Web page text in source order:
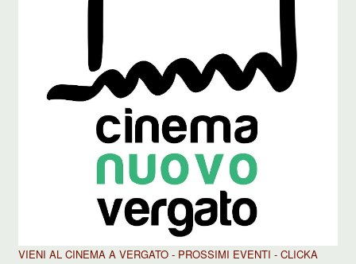
VIENI AL CINEMA A VERGATO - PROSSIMI EVENTI - CLICKA